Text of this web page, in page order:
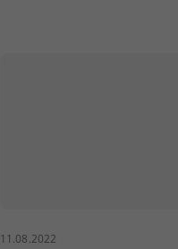
11.08.2022